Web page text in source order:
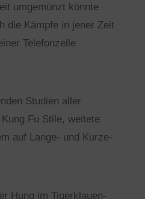
umgemünzt könnte
die Kämpfe in jener Zeit
Telefonzelle
Studien aller
Fu Stile, weitete
auf Lange- und Kurze-
Hung im Tigerklauen-